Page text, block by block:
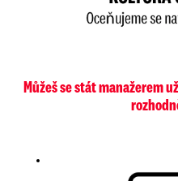
Můžeš se stát manažerem